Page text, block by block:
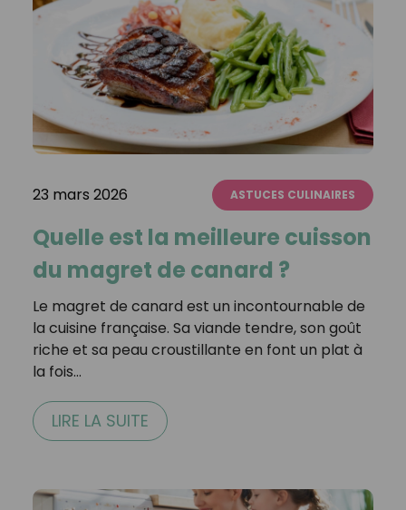
23 mars 2026 ASTUCES CULINAIRES
Quelle est la meilleure cuisson
du magret de canard ?
Le magret de canard est un incontournable de
la cuisine française. Sa viande tendre, son goût
riche et sa peau croustillante en font un plat à
la fois…
LIRE LA SUITE